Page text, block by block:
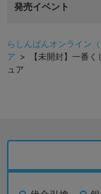
発売イベント
らしんばんオンライン
ア > 【未開封】一番く
ュア